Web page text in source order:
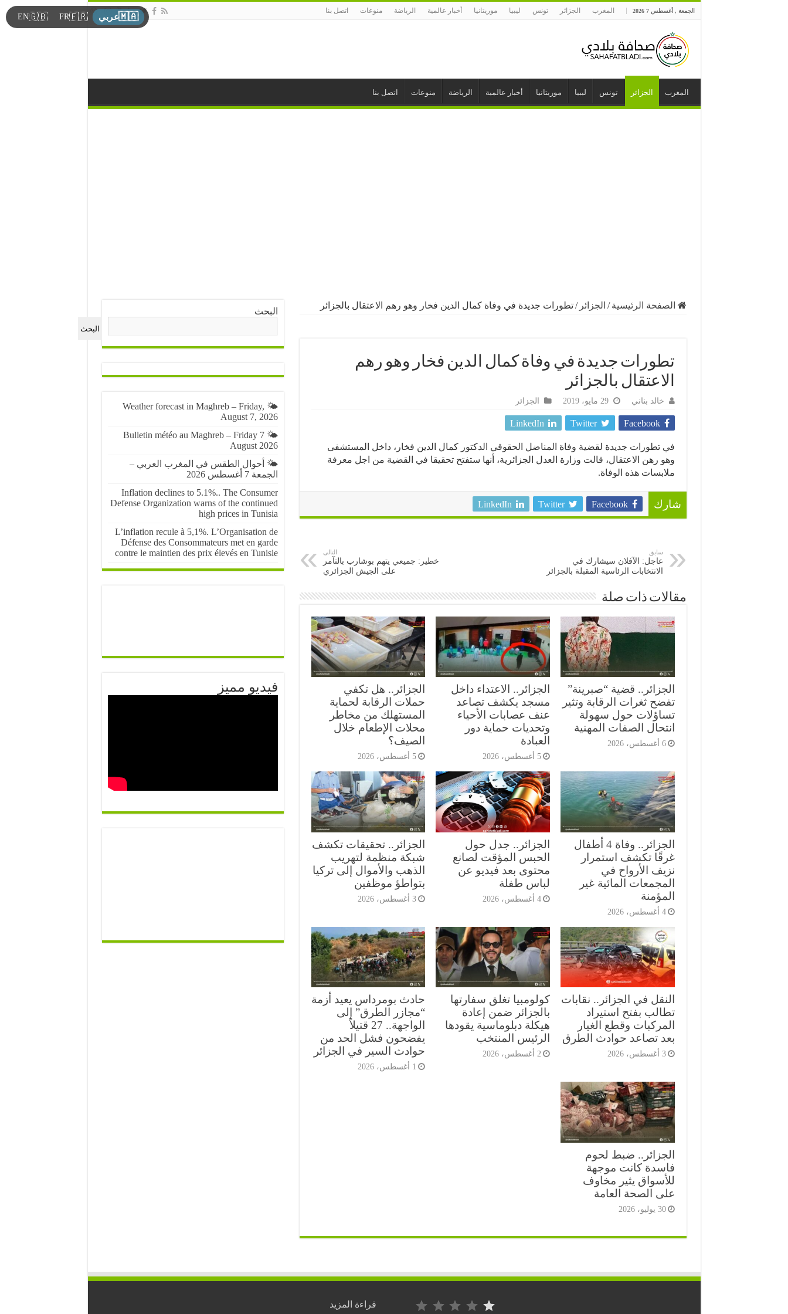
الجمعة , أغسطس 7 2026 المغرب الجزائر تونس ليبيا موريتانيا أخبار عالمية الرياضة منوعات اتصل بنا
المغرب الجزائر تونس ليبيا موريتانيا أخبار عالمية الرياضة منوعات اتصل بنا
الصفحة الرئيسية / الجزائر / تطورات جديدة في وفاة كمال الدين فخار وهو رهم الاعتقال بالجزائر
تطورات جديدة في وفاة كمال الدين فخار وهو رهم
الاعتقال بالجزائر
خالد بناني 29 مايو، 2019 الجزائر
Facebook
Twitter
LinkedIn
في تطورات جديدة لقضية وفاة المناضل الحقوقي الدكتور كمال الدين فخار، داخل المستشفى
وهو رهن الاعتقال، قالت وزارة العدل الجزائرية، أنها ستفتح تحقيقا في القضية من اجل معرفة
ملابسات هذه الوفاة.
شارك Facebook
Twitter
LinkedIn
سابق
عاجل: الآفلان سيشارك في
الانتخابات الرئاسية المقبلة بالجزائر
التالى
خطير: جميعي يتهم بوشارب بالتآمر
على الجيش الجزائري
مقالات ذات صلة
الجزائر.. قضية “صبرينة”
تفضح ثغرات الرقابة وتثير
تساؤلات حول سهولة
انتحال الصفات المهنية
6 أغسطس، 2026
الجزائر.. الاعتداء داخل
مسجد يكشف تصاعد
عنف عصابات الأحياء
وتحديات حماية دور
العبادة
5 أغسطس، 2026
الجزائر.. هل تكفي
حملات الرقابة لحماية
المستهلك من مخاطر
محلات الإطعام خلال
الصيف؟
5 أغسطس، 2026
الجزائر.. وفاة 4 أطفال
غرقًا تكشف استمرار
نزيف الأرواح في
المجمعات المائية غير
المؤمنة
4 أغسطس، 2026
الجزائر.. جدل حول
الحبس المؤقت لصانع
محتوى بعد فيديو عن
لباس طفلة
4 أغسطس، 2026
الجزائر.. تحقيقات تكشف
شبكة منظمة لتهريب
الذهب والأموال إلى تركيا
بتواطؤ موظفين
3 أغسطس، 2026
النقل في الجزائر.. نقابات
تطالب بفتح استيراد
المركبات وقطع الغيار
بعد تصاعد حوادث الطرق
3 أغسطس، 2026
كولومبيا تغلق سفارتها
بالجزائر ضمن إعادة
هيكلة دبلوماسية يقودها
الرئيس المنتخب
2 أغسطس، 2026
حادث بومرداس يعيد أزمة
“مجازر الطرق” إلى
الواجهة.. 27 قتيلاً
يفضحون فشل الحد من
حوادث السير في الجزائر
1 أغسطس، 2026
الجزائر.. ضبط لحوم
فاسدة كانت موجهة
للأسواق يثير مخاوف
على الصحة العامة
30 يوليو، 2026
البحث
البحث
🌤️ Weather forecast in Maghreb – Friday,
August 7, 2026
🌤️ Bulletin météo au Maghreb – Friday 7
August 2026
🌤️ أحوال الطقس في المغرب العربي –
الجمعة 7 أغسطس 2026
Inflation declines to 5.1%.. The Consumer
Defense Organization warns of the continued
high prices in Tunisia
L’inflation recule à 5,1%. L’Organisation de
Défense des Consommateurs met en garde
contre le maintien des prix élevés en Tunisie
فيديو مميز
قراءة المزيد
🇲🇦عربي 🇫🇷
FR
🇬🇧
EN